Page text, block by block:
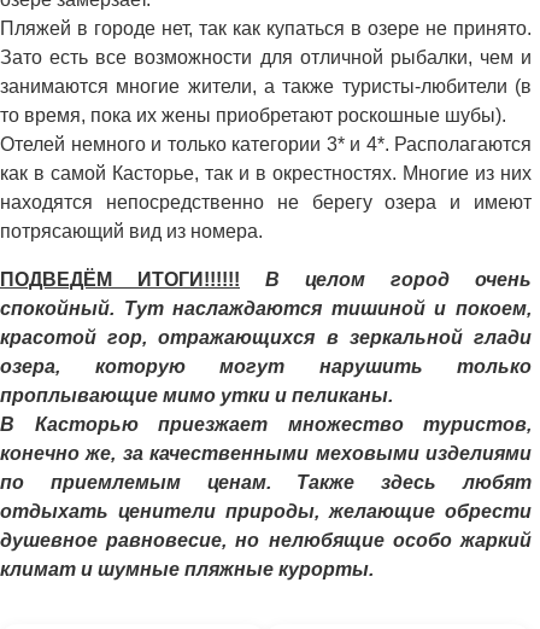
Пляжей в городе нет, так как купаться в озере не принято.
Зато есть все возможности для отличной рыбалки, чем и
занимаются многие жители, а также туристы-любители (в
то время, пока их жены приобретают роскошные шубы).
Отелей немного и только категории 3* и 4*. Располагаются
как в самой Касторье, так и в окрестностях. Многие из них
находятся непосредственно не берегу озера и имеют
потрясающий вид из номера.
ПОДВЕДЁМ ИТОГИ!!!!!!
В целом город очень
спокойный. Тут наслаждаются тишиной и покоем,
красотой гор, отражающихся в зеркальной глади
озера, которую могут нарушить только
проплывающие мимо утки и пеликаны.
В Касторью приезжает множество туристов,
конечно же, за качественными меховыми изделиями
по приемлемым ценам. Также здесь любят
отдыхать ценители природы, желающие обрести
душевное равновесие, но нелюбящие особо жаркий
климат и шумные пляжные курорты.